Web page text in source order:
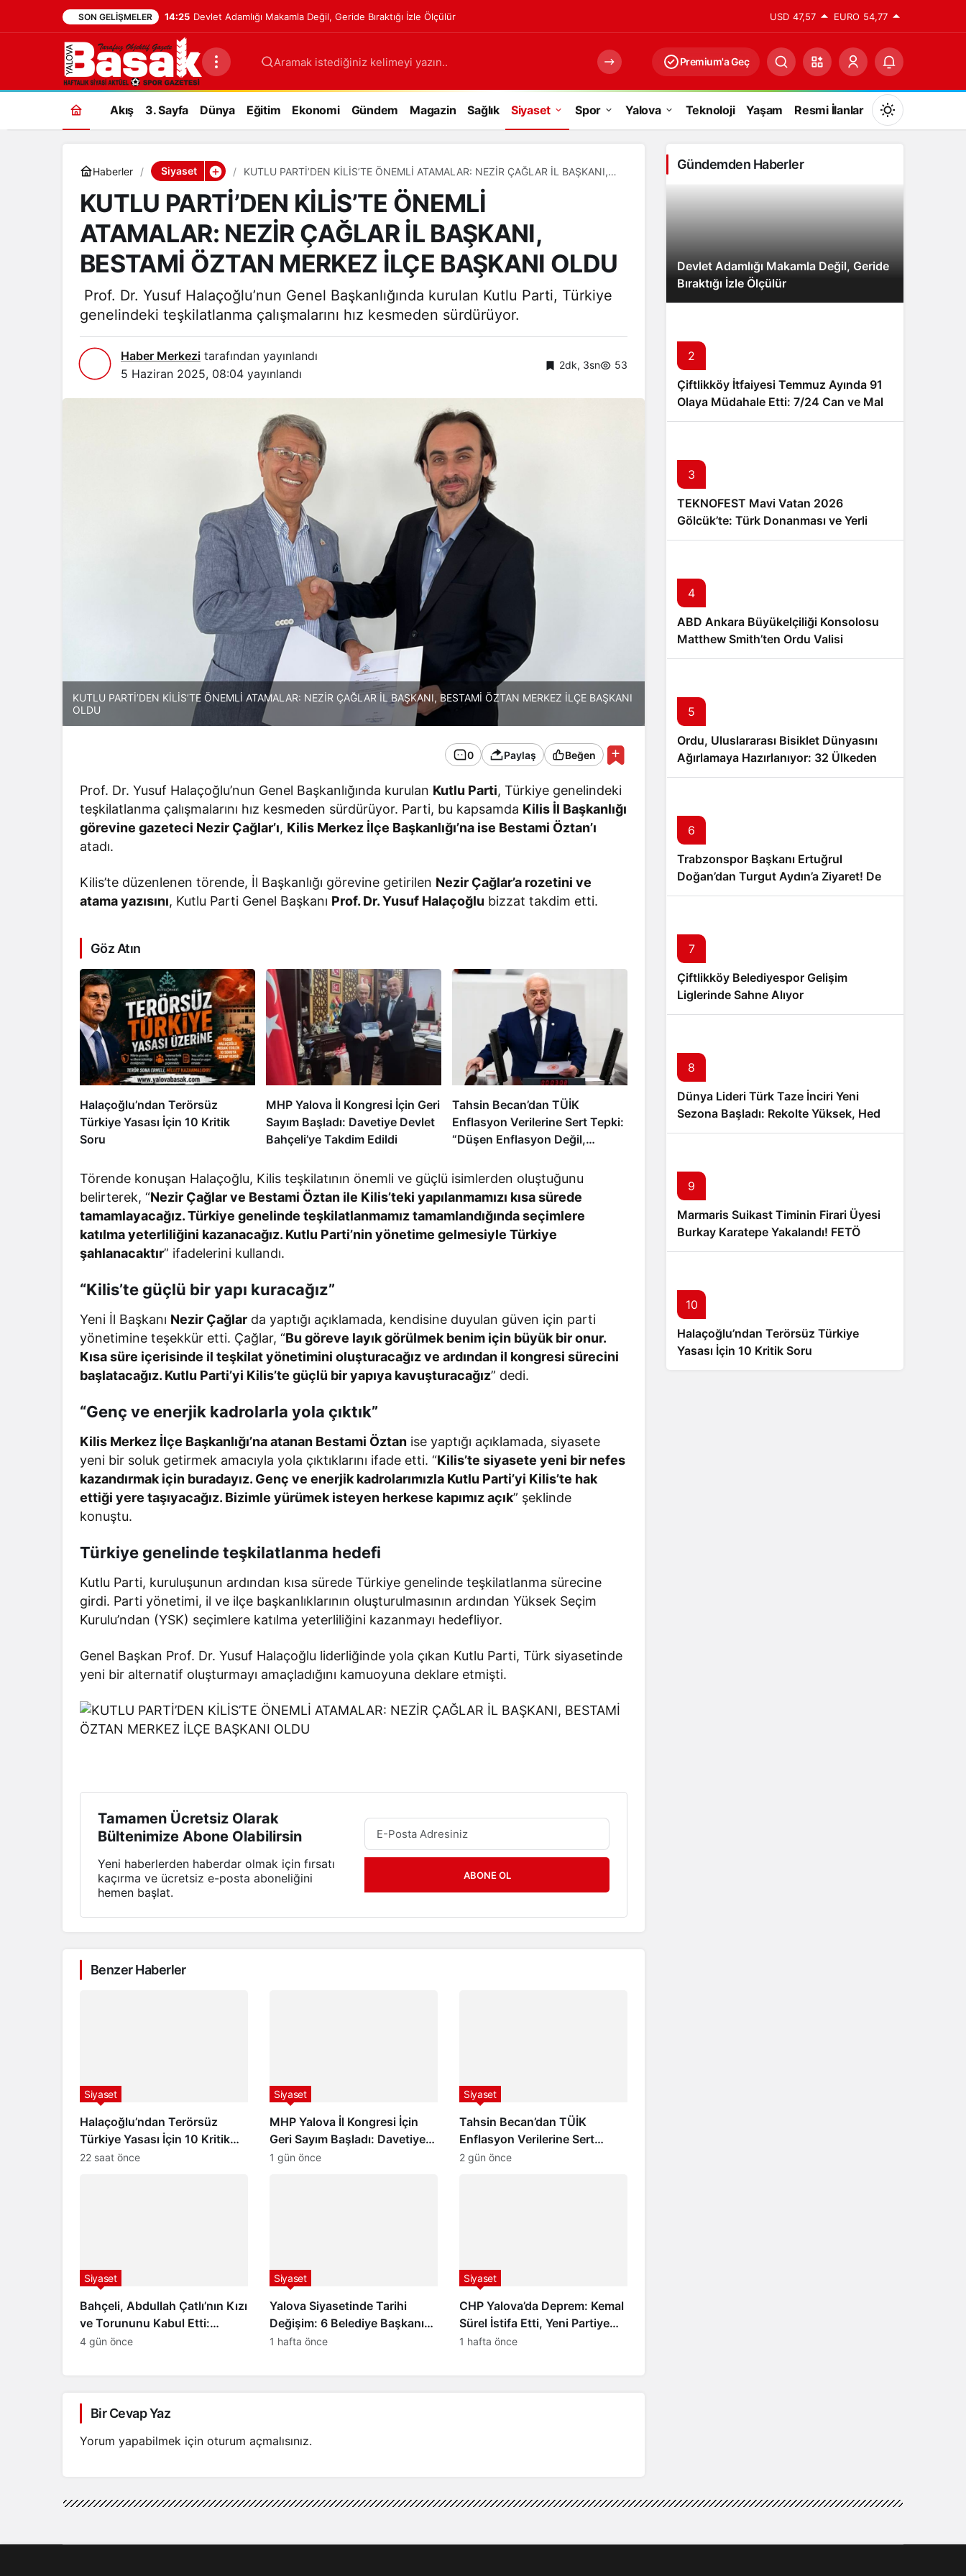
SON GELIŞMELER 14:25 Devlet Adamlığı Makamla Değil, Geride Bıraktığı İzle Ölçülür USD 47,57 EURO 54,77
Aramak istediğiniz kelimeyi yazın.. Premium'a Geç
Akış 3. Sayfa Dünya Eğitim Ekonomi Gündem Magazin Sağlık Siyaset Spor Yalova Teknoloji Yaşam Resmi İlanlar
Mod
değiştir
Gece Modu
Haberler Siyaset
KUTLU PARTİ’DEN KİLİS’TE ÖNEMLİ ATAMALAR: NEZİR ÇAĞLAR İL BAŞKANI,
KUTLU PARTİ’DEN KİLİS’TE ÖNEMLİ
ATAMALAR: NEZİR ÇAĞLAR İL BAŞKANI,
BESTAMİ ÖZTAN MERKEZ İLÇE BAŞKANI OLDU
Prof. Dr. Yusuf Halaçoğlu’nun Genel Başkanlığında kurulan Kutlu Parti, Türkiye
genelindeki teşkilatlanma çalışmalarını hız kesmeden sürdürüyor.
Haber Merkezi tarafından yayınlandı
5 Haziran 2025, 08:04 yayınlandı
2dk, 3sn 53
KUTLU PARTİ’DEN KİLİS’TE ÖNEMLİ ATAMALAR: NEZİR ÇAĞLAR İL BAŞKANI, BESTAMİ ÖZTAN MERKEZ İLÇE BAŞKANI
OLDU
0 Paylaş Beğen
Prof. Dr. Yusuf Halaçoğlu’nun Genel Başkanlığında kurulan Kutlu Parti, Türkiye genelindeki
teşkilatlanma çalışmalarını hız kesmeden sürdürüyor. Parti, bu kapsamda Kilis İl Başkanlığı
görevine gazeteci Nezir Çağlar’ı, Kilis Merkez İlçe Başkanlığı’na ise Bestami Öztan’ı
atadı.
Kilis’te düzenlenen törende, İl Başkanlığı görevine getirilen Nezir Çağlar’a rozetini ve
atama yazısını, Kutlu Parti Genel Başkanı Prof. Dr. Yusuf Halaçoğlu bizzat takdim etti.
Göz Atın
Halaçoğlu’ndan Terörsüz
Türkiye Yasası İçin 10 Kritik
Soru
MHP Yalova İl Kongresi İçin Geri
Sayım Başladı: Davetiye Devlet
Bahçeli’ye Takdim Edildi
Tahsin Becan’dan TÜİK
Enflasyon Verilerine Sert Tepki:
“Düşen Enflasyon Değil,
Umudu”
Törende konuşan Halaçoğlu, Kilis teşkilatının önemli ve güçlü isimlerden oluştuğunu
belirterek, “Nezir Çağlar ve Bestami Öztan ile Kilis’teki yapılanmamızı kısa sürede
tamamlayacağız. Türkiye genelinde teşkilatlanmamız tamamlandığında seçimlere
katılma yeterliliğini kazanacağız. Kutlu Parti’nin yönetime gelmesiyle Türkiye
şahlanacaktır” ifadelerini kullandı.
“Kilis’te güçlü bir yapı kuracağız”
Yeni İl Başkanı Nezir Çağlar da yaptığı açıklamada, kendisine duyulan güven için parti
yönetimine teşekkür etti. Çağlar, “Bu göreve layık görülmek benim için büyük bir onur.
Kısa süre içerisinde il teşkilat yönetimini oluşturacağız ve ardından il kongresi sürecini
başlatacağız. Kutlu Parti’yi Kilis’te güçlü bir yapıya kavuşturacağız” dedi.
“Genç ve enerjik kadrolarla yola çıktık”
Kilis Merkez İlçe Başkanlığı’na atanan Bestami Öztan ise yaptığı açıklamada, siyasete
yeni bir soluk getirmek amacıyla yola çıktıklarını ifade etti. “Kilis’te siyasete yeni bir nefes
kazandırmak için buradayız. Genç ve enerjik kadrolarımızla Kutlu Parti’yi Kilis’te hak
ettiği yere taşıyacağız. Bizimle yürümek isteyen herkese kapımız açık” şeklinde
konuştu.
Türkiye genelinde teşkilatlanma hedefi
Kutlu Parti, kuruluşunun ardından kısa sürede Türkiye genelinde teşkilatlanma sürecine
girdi. Parti yönetimi, il ve ilçe başkanlıklarının oluşturulmasının ardından Yüksek Seçim
Kurulu’ndan (YSK) seçimlere katılma yeterliliğini kazanmayı hedefliyor.
Genel Başkan Prof. Dr. Yusuf Halaçoğlu liderliğinde yola çıkan Kutlu Parti, Türk siyasetinde
yeni bir alternatif oluşturmayı amaçladığını kamuoyuna deklare etmişti.
Tamamen Ücretsiz Olarak
Bültenimize Abone Olabilirsin
Yeni haberlerden haberdar olmak için fırsatı
kaçırma ve ücretsiz e-posta aboneliğini
hemen başlat.
ABONE OL
Benzer Haberler
Halaçoğlu’ndan Terörsüz
Türkiye Yasası İçin 10 Kritik
Soru
Siyaset
22 saat önce
MHP Yalova İl Kongresi İçin
Geri Sayım Başladı: Davetiye
Devlet Bahçeli’ye Takdim
Siyaset
1 gün önce
Tahsin Becan’dan TÜİK
Enflasyon Verilerine Sert
Tepki: “Düşen Enflasyon
Siyaset
2 gün önce
Bahçeli, Abdullah Çatlı’nın Kızı
ve Torununu Kabul Etti:
“Peşimi Bırakma, Ben de Senin
Siyaset
4 gün önce
Yalova Siyasetinde Tarihi
Değişim: 6 Belediye Başkanı
Yeni Parti’ye Katıldı
Siyaset
1 hafta önce
CHP Yalova’da Deprem: Kemal
Sürel İstifa Etti, Yeni Partiye
Katıldı
Siyaset
1 hafta önce
Bir Cevap Yaz
Yorum yapabilmek için oturum açmalısınız.
Gündemden Haberler
Devlet Adamlığı Makamla Değil, Geride
Bıraktığı İzle Ölçülür
2
Çiftlikköy İtfaiyesi Temmuz Ayında 91
Olaya Müdahale Etti: 7/24 Can ve Mal
Güvenliği İçin Görev Başında
3
TEKNOFEST Mavi Vatan 2026
Gölcük’te: Türk Donanması ve Yerli
Teknoloji 20-23 Ağustos’ta Buluşuyor
4
ABD Ankara Büyükelçiliği Konsolosu
Matthew Smith’ten Ordu Valisi
Muammer Erol’a Ziyaret
5
Ordu, Uluslararası Bisiklet Dünyasını
Ağırlamaya Hazırlanıyor: 32 Ülkeden
24 Profesyonel Takım Karadeniz’de
6
Trabzonspor Başkanı Ertuğrul
Doğan’dan Turgut Aydın’a Ziyaret! Dev
İş Birliği Sinyali Mi?
7
Çiftlikköy Belediyespor Gelişim
Liglerinde Sahne Alıyor
8
Dünya Lideri Türk Taze İnciri Yeni
Sezona Başladı: Rekolte Yüksek, Hedef
100 Milyon Dolar İhracat
9
Marmaris Suikast Timinin Firari Üyesi
Burkay Karatepe Yakalandı! FETÖ
Şüphelisi Adliyeye Sevk Edildi
10
Halaçoğlu’ndan Terörsüz Türkiye
Yasası İçin 10 Kritik Soru